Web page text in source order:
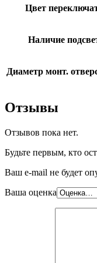
Цвет
Наличие
Диаметр монт.
Отзывы
Отзывов пока нет.
Будьте первым, кто
Ваш e-mail не будет
Ваша оценка